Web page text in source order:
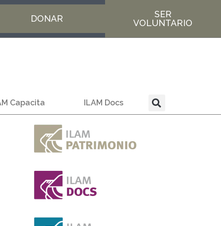
DONAR
SER
VOLUNTARIO
Capacita ILAM Docs